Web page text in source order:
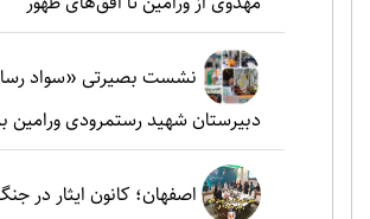
نشست بصیرتی «سواد
دبیرستان شهید رستمرودی ورامین
اصفهان؛ کانون ایثار در